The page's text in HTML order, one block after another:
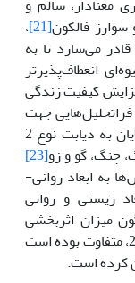
فالکون[21]
،
قادر می‌سازد تا به
انعطاف‌پذیرتر
کیفیت زندگی
این راستا، فراتحلیل‌هایی جهت
بررسی تأثیر درمان پذیرش و تعهد بر مبتلایان به دیابت نوع 2
[23]
به ابعاد روانی-
زیستی و روانی
میزان اثربخشی
این درمان در رابطه‌ با مبتلایان به دیابت نوع 2، متفاوت بوده است
کرده است.